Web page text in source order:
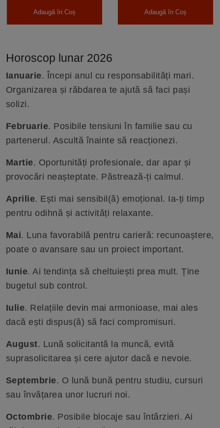
Adaugă în Coș Adaugă în Coș
Horoscop lunar 2026
Ianuarie. Începi anul cu responsabilități mari.
Organizarea și răbdarea te ajută să faci pași
solizi.
Februarie. Posibile tensiuni în familie sau cu
partenerul. Ascultă înainte să reacționezi.
Martie. Oportunități profesionale, dar apar și
provocări neașteptate. Păstrează-ți calmul.
Aprilie. Ești mai sensibil(ă) emoțional. Ia-ți timp
pentru odihnă și activități relaxante.
Mai. Luna favorabilă pentru carieră: recunoaștere,
poate o avansare sau un proiect important.
Iunie. Ai tendința să cheltuiești prea mult. Ține
bugetul sub control.
Iulie. Relațiile devin mai armonioase, mai ales
dacă ești dispus(ă) să faci compromisuri.
August. Lună solicitantă la muncă, evită
suprasolicitarea și cere ajutor dacă e nevoie.
Septembrie. O lună bună pentru studiu, cursuri
sau învățarea unor lucruri noi.
Octombrie. Posibile blocaje sau întârzieri. Ai